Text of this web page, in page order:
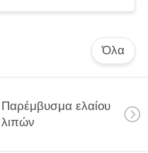
Όλα
Παρέμβυσμα ελαίου
λιπών